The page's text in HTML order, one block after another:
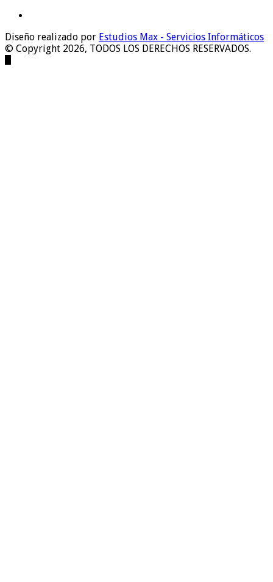
Diseño realizado por Estudios Max - Servicios Informáticos
© Copyright 2026, TODOS LOS DERECHOS RESERVADOS.